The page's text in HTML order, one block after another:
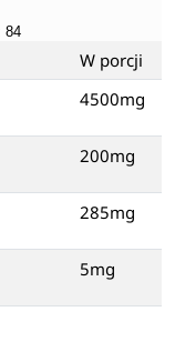
84
W porcji
4500mg
200mg
285mg
5mg